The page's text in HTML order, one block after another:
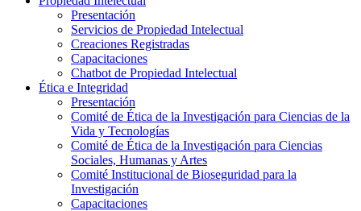
Presentación
Servicios de Propiedad Intelectual
Creaciones Registradas
Capacitaciones
Chatbot de Propiedad Intelectual
Ética e Integridad
Presentación
Comité de Ética de la Investigación para Ciencias de la
Vida y Tecnologías
Comité de Ética de la Investigación para Ciencias
Sociales, Humanas y Artes
Comité Institucional de Bioseguridad para la
Investigación
Capacitaciones